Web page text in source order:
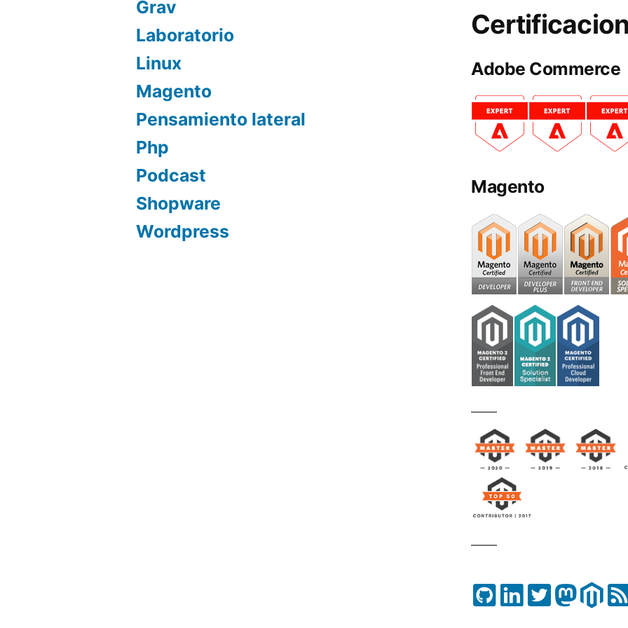
Grav
Laboratorio
Linux
Magento
Pensamiento lateral
Php
Podcast
Shopware
Wordpress
Adobe Commerce
Magento